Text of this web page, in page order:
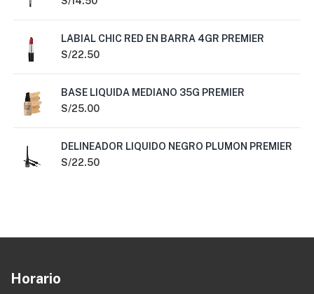
LABIAL CHIC RED EN BARRA 4GR PREMIER
S/22.50
BASE LIQUIDA MEDIANO 35G PREMIER
S/25.00
DELINEADOR LIQUIDO NEGRO PLUMON PREMIER
S/22.50
Horario